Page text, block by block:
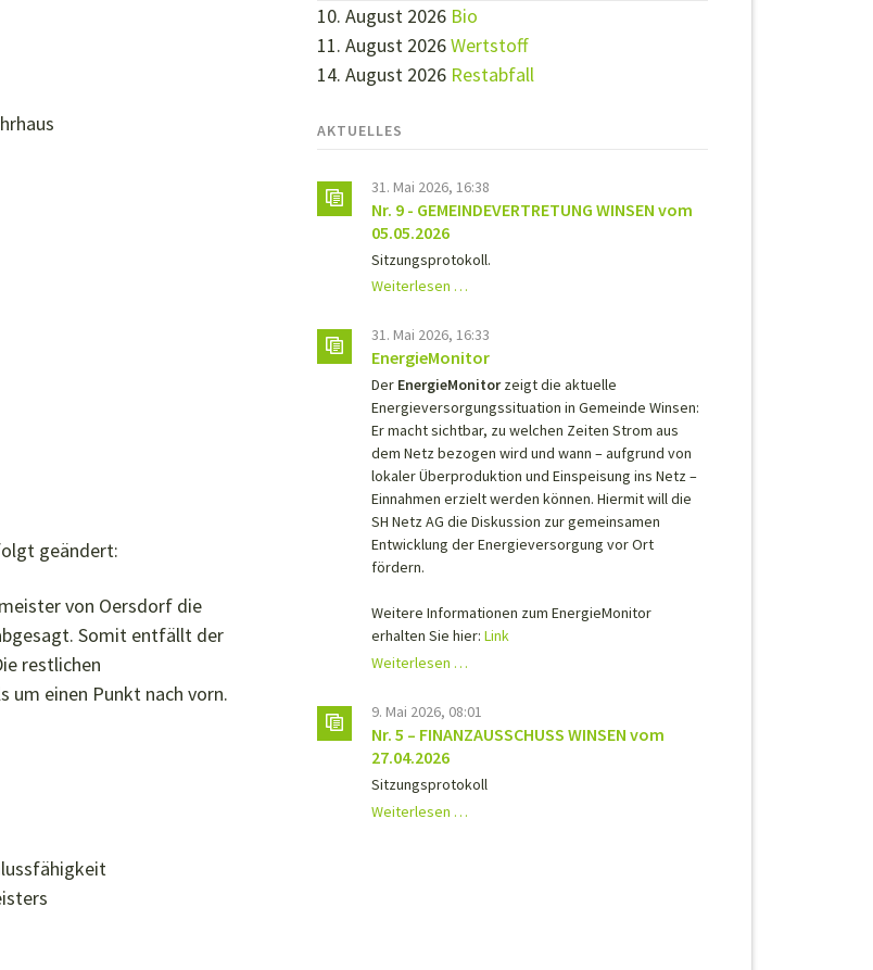
geändert:
von Oersdorf die
Somit entfällt der
restlichen
um einen Punkt nach vorn.
10. August 2026 Bio
11. August 2026Wertstoff
14. August 2026 Restabfall
AKTUELLES
31. Mai 2026, 16:38
Nr. 9 - GEMEINDEVERTRETUNG WINSEN vom
05.05.2026
Sitzungsprotokoll.
Weiterlesen …
-
GEMEINDEVERTRETUNG
WINSEN
05.05.2026
31. Mai 2026, 16:33
EnergieMonitor
Der EnergieMonitorzeigt die aktuelle
Energieversorgungssituation in Gemeinde Winsen:
Er macht sichtbar, zu welchen Zeiten Strom aus
dem Netz bezogen wird und wann – aufgrund von
lokaler Überproduktion und Einspeisung ins Netz –
Einnahmen erzielt werden können. Hiermit will die
SH Netz AG die Diskussion zur gemeinsamen
Entwicklung der Energieversorgung vor Ort
fördern.
Weitere Informationen zum EnergieMonitor
erhalten Sie hier: Link
Weiterlesen …
9. Mai 2026, 08:01
Nr. 5 – FINANZAUSSCHUSS WINSEN vom
27.04.2026
Sitzungsprotokoll
Weiterlesen …